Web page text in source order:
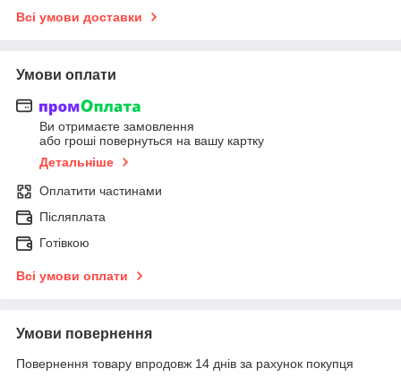
Всі умови доставки
Умови оплати
Ви отримаєте замовлення
або гроші повернуться на вашу картку
Детальніше
Оплатити частинами
Післяплата
Готівкою
Всі умови оплати
Умови повернення
Повернення товару впродовж 14 днів за рахунок покупця